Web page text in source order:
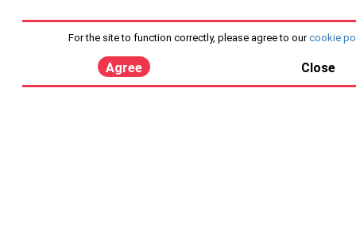
For the site to function correctly, please agree to ourcookie
Agree Close